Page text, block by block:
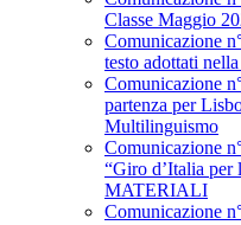
Classe Maggio
Comunicazione
testo adottati
Comunicazione
partenza per
Multilinguismo
Comunicazione
“Giro d’Italia
MATERIALI
Comunicazione